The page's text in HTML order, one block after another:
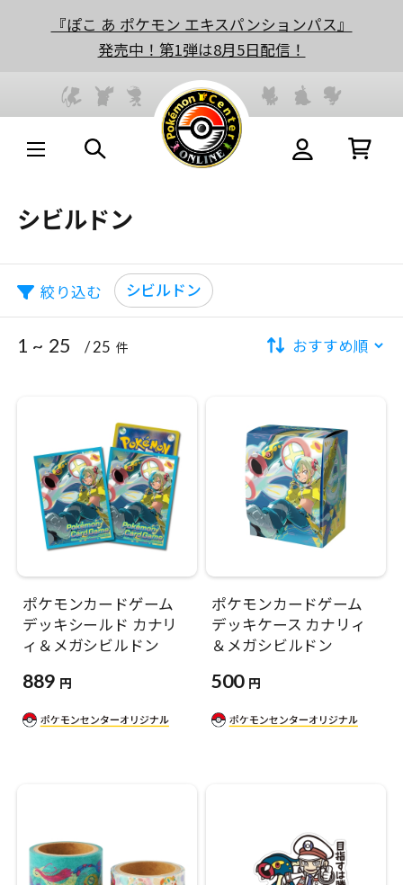
『ぽこ あ ポケモン エキスパンションパス』
発売中！第1弾は8月5日配信！
シビルドン
絞り込む シビルドン
1 ~ 25 / 25 件
ポケモンカードゲーム
デッキシールド カナリ
ィ＆メガシビルドン
889 円
ポケモンカードゲーム
デッキケース カナリィ
＆メガシビルドン
500 円